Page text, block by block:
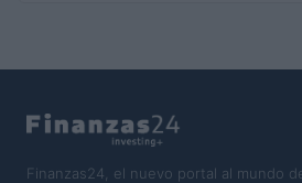
Finanzas24, el nuevo portal al mundo